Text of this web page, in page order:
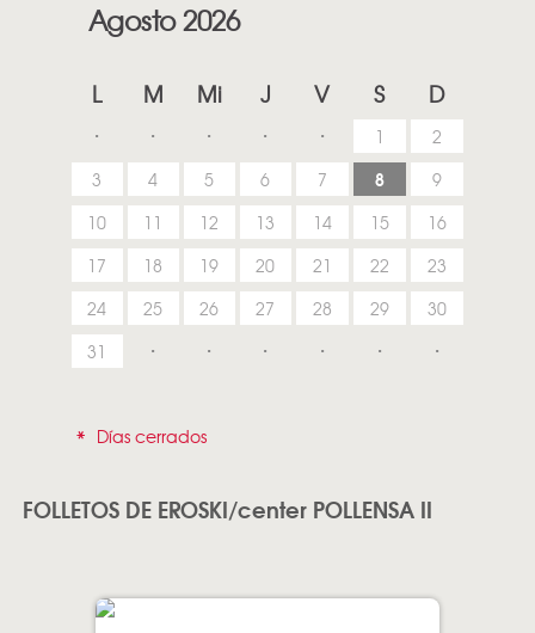
Agosto 2026
L M Mi J V S D
1
2
3
4 5 6 7 8
9
10
11 12 13 14 15
16
17
18 19 20 21 22
23
24
25 26 27 28 29
30
31
* Días cerrados
FOLLETOS DE EROSKI/center POLLENSA II